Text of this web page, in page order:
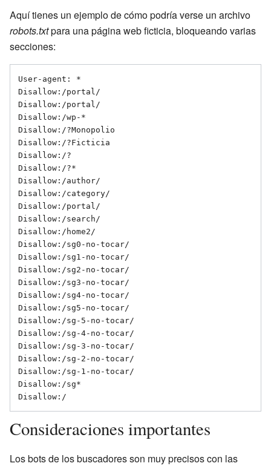
Aquí tienes un ejemplo de cómo podría verse un archivo
robots.txtpara una página web ficticia, bloqueando varias
secciones:
User-agent: *
Disallow:/portal/
Disallow:/portal/
Disallow:/wp-*
Disallow:/?Monopolio
Disallow:/?Ficticia
Disallow:/?
Disallow:/?*
Disallow:/author/
Disallow:/category/
Disallow:/portal/
Disallow:/search/
Disallow:/home2/
Disallow:/sg0-no-tocar/
Disallow:/sg1-no-tocar/
Disallow:/sg2-no-tocar/
Disallow:/sg3-no-tocar/
Disallow:/sg4-no-tocar/
Disallow:/sg5-no-tocar/
Disallow:/sg-5-no-tocar/
Disallow:/sg-4-no-tocar/
Disallow:/sg-3-no-tocar/
Disallow:/sg-2-no-tocar/
Disallow:/sg-1-no-tocar/
Disallow:/sg*
Consideraciones importantes
Los bots de los buscadores son muy precisos con las